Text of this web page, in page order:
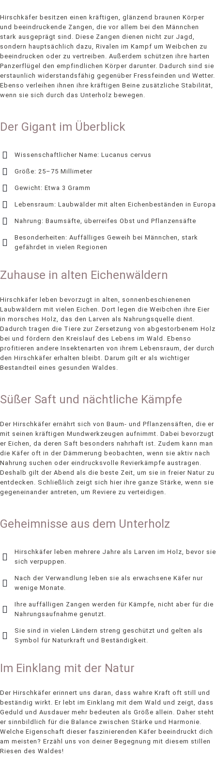
Hirschkäfer besitzen einen kräftigen, glänzend braunen Körper
und beeindruckende Zangen, die vor allem bei den Männchen
stark ausgeprägt sind. Diese Zangen dienen nicht zur Jagd,
sondern hauptsächlich dazu, Rivalen im Kampf um Weibchen zu
beeindrucken oder zu vertreiben. Außerdem schützen ihre harten
Panzerflügel den empfindlichen Körper darunter. Dadurch sind sie
erstaunlich widerstandsfähig gegenüber Fressfeinden und Wetter.
Ebenso verleihen ihnen ihre kräftigen Beine zusätzliche Stabilität,
wenn sie sich durch das Unterholz bewegen.
Der Gigant im Überblick
Wissenschaftlicher Name: Lucanus cervus
Größe: 25–75 Millimeter
Gewicht: Etwa 3 Gramm
Lebensraum: Laubwälder mit alten Eichenbeständen in Europa
Nahrung: Baumsäfte, überreifes Obst und Pflanzensäfte
Besonderheiten: Auffälliges Geweih bei Männchen, stark
gefährdet in vielen Regionen
Zuhause in alten Eichenwäldern
Hirschkäfer leben bevorzugt in alten, sonnenbeschienenen
Laubwäldern mit vielen Eichen. Dort legen die Weibchen ihre Eier
in morsches Holz, das den Larven als Nahrungsquelle dient.
Dadurch tragen die Tiere zur Zersetzung von abgestorbenem Holz
bei und fördern den Kreislauf des Lebens im Wald. Ebenso
profitieren andere Insektenarten von ihrem Lebensraum, der durch
den Hirschkäfer erhalten bleibt. Darum gilt er als wichtiger
Bestandteil eines gesunden Waldes.
Süßer Saft und nächtliche Kämpfe
Der Hirschkäfer ernährt sich von Baum- und Pflanzensäften, die er
mit seinen kräftigen Mundwerkzeugen aufnimmt. Dabei bevorzugt
er Eichen, da deren Saft besonders nahrhaft ist. Zudem kann man
die Käfer oft in der Dämmerung beobachten, wenn sie aktiv nach
Nahrung suchen oder eindrucksvolle Revierkämpfe austragen.
Deshalb gilt der Abend als die beste Zeit, um sie in freier Natur zu
entdecken. Schließlich zeigt sich hier ihre ganze Stärke, wenn sie
gegeneinander antreten, um Reviere zu verteidigen.
Geheimnisse aus dem Unterholz
Hirschkäfer leben mehrere Jahre als Larven im Holz, bevor sie
sich verpuppen.
Nach der Verwandlung leben sie als erwachsene Käfer nur
wenige Monate.
Ihre auffälligen Zangen werden für Kämpfe, nicht aber für die
Nahrungsaufnahme genutzt.
Sie sind in vielen Ländern streng geschützt und gelten als
Symbol für Naturkraft und Beständigkeit.
Im Einklang mit der Natur
Der Hirschkäfer erinnert uns daran, dass wahre Kraft oft still und
beständig wirkt. Er lebt im Einklang mit dem Wald und zeigt, dass
Geduld und Ausdauer mehr bedeuten als Größe allein. Daher steht
er sinnbildlich für die Balance zwischen Stärke und Harmonie.
Welche Eigenschaft dieser faszinierenden Käfer beeindruckt dich
am meisten? Erzähl uns von deiner Begegnung mit diesem stillen
Riesen des Waldes!